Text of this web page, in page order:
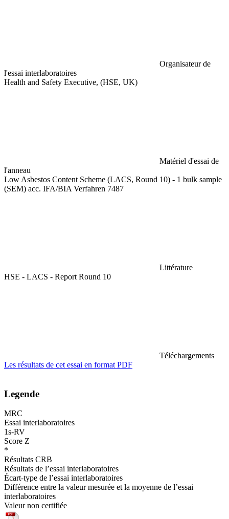
Organisateur de
l'essai interlaboratoires
Health and Safety Executive, (HSE, UK)
Matériel d'essai de
l'anneau
Low Asbestos Content Scheme (LACS, Round 10) - 1 bulk sample
(SEM) acc. IFA/BIA Verfahren 7487
Littérature
HSE - LACS - Report Round 10
Téléchargements
Les résultats de cet essai en format PDF
Legende
MRC
Essai interlaboratoires
1s-RV
Score Z
*
Résultats CRB
Résultats de l’essai interlaboratoires
Écart-type de l’essai interlaboratoires
Différence entre la valeur mesurée et la moyenne de l’essai
interlaboratoires
Valeur non certifiée